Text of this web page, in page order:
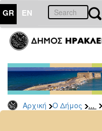
GR EN
Αρχική Ο Δήμος ...
ΔΗΜΟΣ
Δελτία
Τύπου
Αρχείο
2026